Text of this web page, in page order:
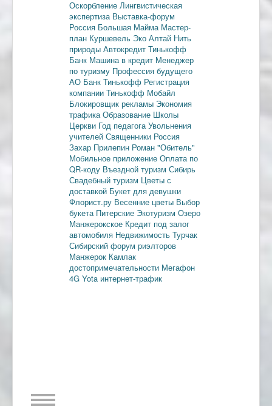
Оскорбление Лингвистическая
экспертиза Выставка-форум
Россия Большая Майма Мастер-
план Куршевель Эко Алтай Нить
природы Автокредит Тинькофф
Банк Машина в кредит Менеджер
по туризму Профессия будущего
АО Банк Тинькофф Регистрация
компании Тинькофф Мобайл
Блокировщик рекламы Экономия
трафика Образование Школы
Церкви Год педагога Увольнения
учителей Священники Россия
Захар Прилепин Роман "Обитель"
Мобильное приложение Оплата по
QR-коду Въездной туризм Сибирь
Свадебный туризм Цветы с
доставкой Букет для девушки
Флорист.ру Весенние цветы Выбор
букета Питерские Экотуризм Озеро
Манжерокское Кредит под залог
автомобиля Недвижимость Турчак
Сибирский форум риэлторов
Манжерок Камлак
достопримечательности Мегафон
4G Yota интернет-трафик